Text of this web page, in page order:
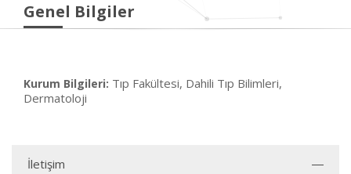
Genel Bilgiler
Kurum Bilgileri: Tıp Fakültesi, Dahili Tıp Bilimleri,
Dermatoloji
İletişim